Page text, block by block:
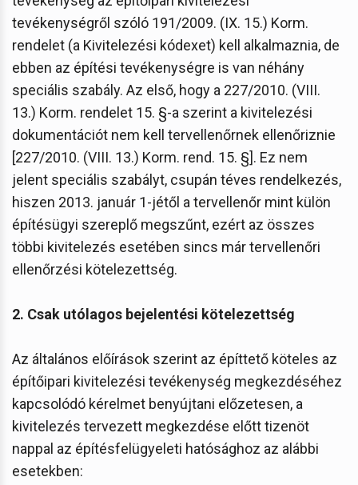
tevékenységről szóló 191/2009. (IX. 15.) Korm.
rendelet (a Kivitelezési kódexet) kell alkalmaznia, de
ebben az építési tevékenységre is van néhány
speciális szabály. Az első, hogy a 227/2010. (VIII.
13.) Korm. rendelet 15. §-a szerint a kivitelezési
dokumentációt nem kell tervellenőrnek ellenőriznie
[227/2010. (VIII. 13.) Korm. rend. 15. §]. Ez nem
jelent speciális szabályt, csupán téves rendelkezés,
hiszen 2013. január 1-jétől a tervellenőr mint külön
építésügyi szereplő megszűnt, ezért az összes
többi kivitelezés esetében sincs már tervellenőri
ellenőrzési kötelezettség.
2. Csak utólagos bejelentési kötelezettség
Az általános előírások szerint az építtető köteles az
építőipari kivitelezési tevékenység megkezdéséhez
kapcsolódó kérelmet benyújtani előzetesen, a
kivitelezés tervezett megkezdése előtt tizenöt
nappal az építésfelügyeleti hatósághoz az alábbi
esetekben: